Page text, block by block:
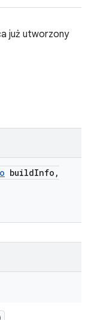
już utworzony
buildInfo ,